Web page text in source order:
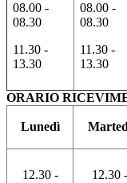
08.00 -
08.30
11.30 -
13.30
08.00 -
08.30
11.30 -
13.30
ORARIO
Lunedì
12.30 -
12.30 -